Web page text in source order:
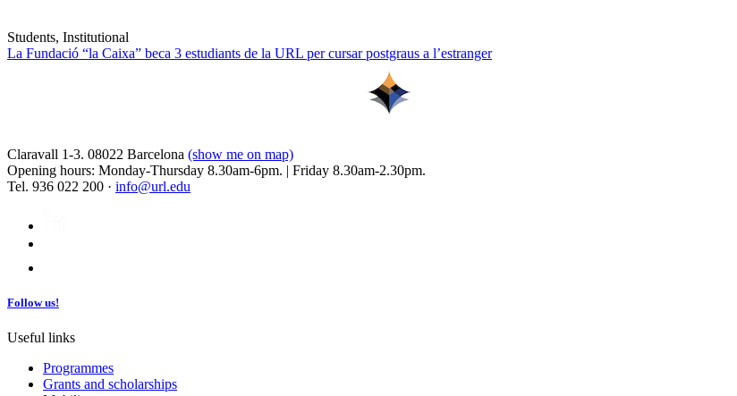
Students, Institutional
La Fundació “la Caixa” beca 3 estudiants de la URL per cursar postgraus a l’estranger
Claravall 1-3. 08022 Barcelona (show me on map)
Opening hours: Monday-Thursday 8.30am-6pm. | Friday 8.30am-2.30pm.
Tel. 936 022 200 · info@url.edu
Follow us!
Useful links
Programmes
Grants and scholarships